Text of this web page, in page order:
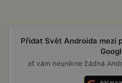
Přidat Svět Androida mezi
ať vám neunikne žádná